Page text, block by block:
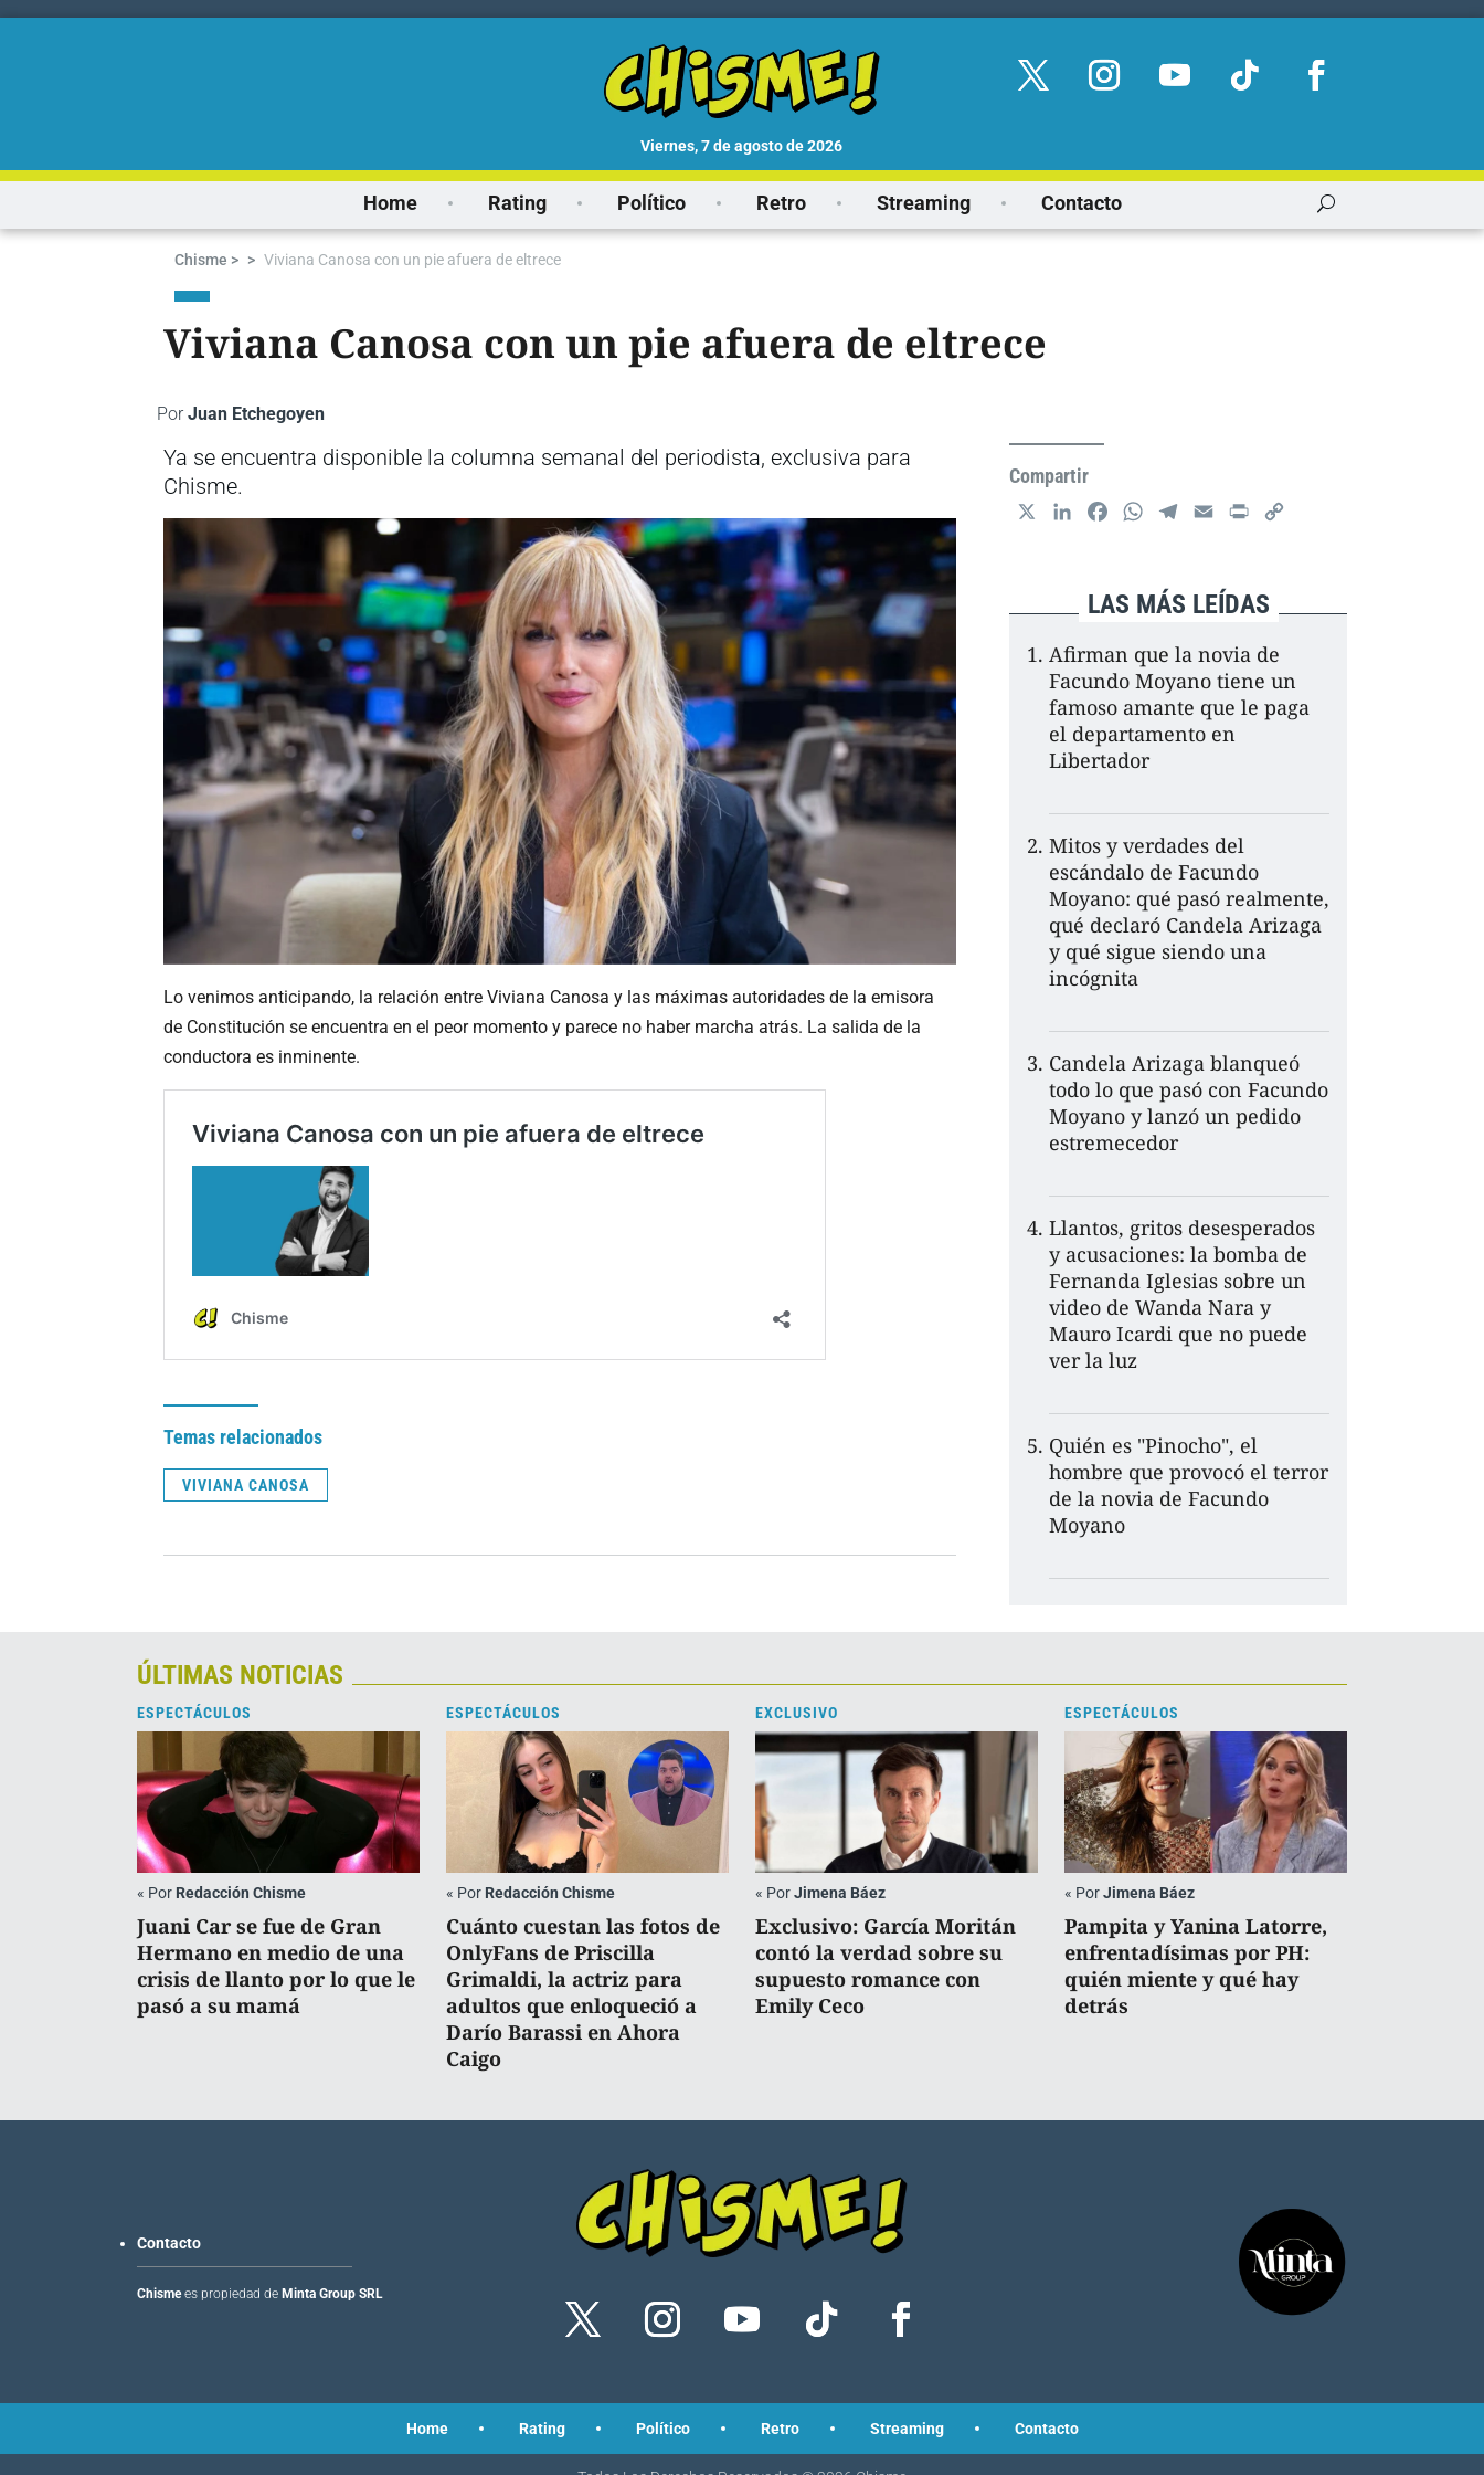
viernes, 7 de agosto de 2026
Home Rating Político Retro Streaming Contacto
Chisme > > Viviana Canosa con un pie afuera de eltrece
Viviana Canosa con un pie afuera de eltrece
PorJuan Etchegoyen
Ya se encuentra disponible la columna semanal del periodista, exclusiva para
Chisme.
Lo venimos anticipando, la relación entre Viviana Canosa y las máximas autoridades de la emisora
de Constitución se encuentra en el peor momento y parece no haber marcha atrás. La salida de la
conductora es inminente.
Temas relacionados
VIVIANA CANOSA
Compartir
e
n
e
b
o
k
W
t
s
p
e
g
a
i
l
n
t
L
LAS MÁS LEÍDAS
Afirman que la novia de
Facundo Moyano tiene un
famoso amante que le paga
el departamento en
Libertador
Mitos y verdades del
escándalo de Facundo
Moyano: qué pasó realmente,
qué declaró Candela Arizaga
y qué sigue siendo una
incógnita
Candela Arizaga blanqueó
todo lo que pasó con Facundo
Moyano y lanzó un pedido
estremecedor
Llantos, gritos desesperados
y acusaciones: la bomba de
Fernanda Iglesias sobre un
video de Wanda Nara y
Mauro Icardi que no puede
ver la luz
Quién es "Pinocho", el
hombre que provocó el terror
de la novia de Facundo
Moyano
ÚLTIMAS NOTICIAS
ESPECTÁCULOS
« Por Redacción Chisme
Juani Car se fue de Gran
Hermano en medio de una
crisis de llanto por lo que le
pasó a su mamá
ESPECTÁCULOS
« Por Redacción Chisme
Cuánto cuestan las fotos de
OnlyFans de Priscilla
Grimaldi, la actriz para
adultos que enloqueció a
Darío Barassi en Ahora
Caigo
EXCLUSIVO
« PorJimena Báez
Exclusivo: García Moritán
contó la verdad sobre su
supuesto romance con
Emily Ceco
ESPECTÁCULOS
« PorJimena Báez
Pampita y Yanina Latorre,
enfrentadísimas por PH:
quién miente y qué hay
detrás
Contacto
Chismees propiedad de Minta Group SRL
Home Rating Político Retro Streaming Contacto